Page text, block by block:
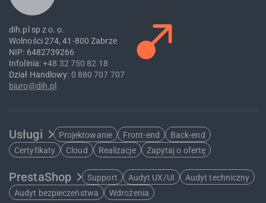
dih.pl sp z o. o.
Wolności 274, 41-800 Zabrze
NIP: 6482739266
Infolinia:+48 32 750 82 18
Dział Handlowy: 0 880 707 707
biuro@dih.pl
Usługi Projektowanie Front-end
Back-end
Certyfikaty
Cloud Realizacje Zapytaj o ofertę
PrestaShop Support Audyt UX/UI
Audyt techniczny
Audyt bezpieczeństwa
Wdrożenia